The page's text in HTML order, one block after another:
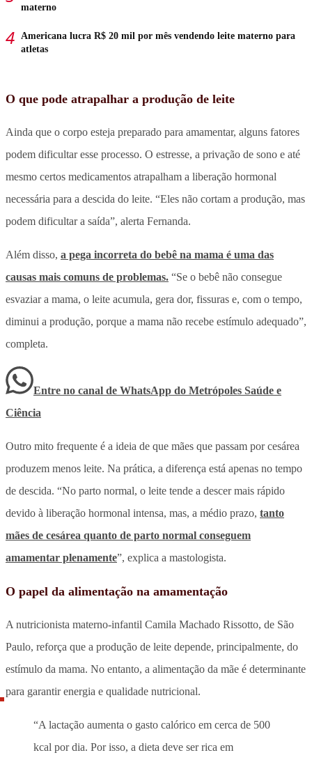
materno
Americana lucra R$ 20 mil por mês vendendo leite materno para
atletas
O que pode atrapalhar a produção de leite
Ainda que o corpo esteja preparado para amamentar, alguns fatores
podem dificultar esse processo. O estresse, a privação de sono e até
mesmo certos medicamentos atrapalham a liberação hormonal
necessária para a descida do leite. “Eles não cortam a produção, mas
podem dificultar a saída”, alerta Fernanda.
Além disso, a pega incorreta do bebê na mama é uma das
causas mais comuns de problemas. “Se o bebê não consegue
esvaziar a mama, o leite acumula, gera dor, fissuras e, com o tempo,
diminui a produção, porque a mama não recebe estímulo adequado”,
completa.
Entre no canal de WhatsApp do Metrópoles Saúde e
Ciência
Outro mito frequente é a ideia de que mães que passam por cesárea
produzem menos leite. Na prática, a diferença está apenas no tempo
de descida. “No parto normal, o leite tende a descer mais rápido
devido à liberação hormonal intensa, mas, a médio prazo, tanto
mães de cesárea quanto de parto normal conseguem
amamentar plenamente”, explica a mastologista.
O papel da alimentação na amamentação
A nutricionista materno-infantil Camila Machado Rissotto, de São
Paulo, reforça que a produção de leite depende, principalmente, do
estímulo da mama. No entanto, a alimentação da mãe é determinante
para garantir energia e qualidade nutricional.
“A lactação aumenta o gasto calórico em cerca de 500
kcal por dia. Por isso, a dieta deve ser rica em